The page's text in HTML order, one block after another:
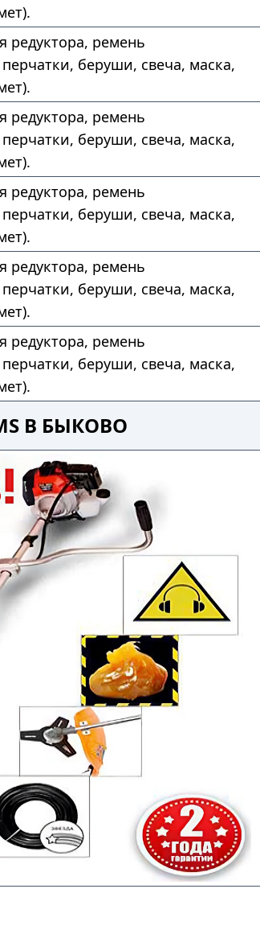
редуктора, ремень
беруши, свеча, маска,
редуктора, ремень
беруши, свеча, маска,
редуктора, ремень
беруши, свеча, маска,
редуктора, ремень
беруши, свеча, маска,
редуктора, ремень
беруши, свеча, маска,
В БЫКОВО